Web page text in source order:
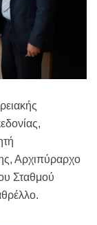
Αρχιπύραρχο
Σταθμού